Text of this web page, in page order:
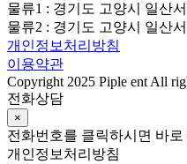
물류1 : 경기도 고양시 일산
물류2 : 경기도 고양시 일산
개인정보처리방침
이용약관
Copyright 2025 Piple ent All
전화상담
×
전화번호를 클릭하시면 바
개인정보처리방침